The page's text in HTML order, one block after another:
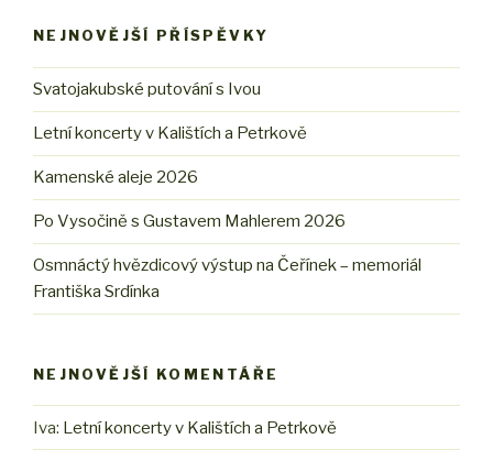
NEJNOVĚJŠÍ PŘÍSPĚVKY
Svatojakubské putování s Ivou
Letní koncerty v Kalištích a Petrkově
Kamenské aleje 2026
Po Vysočině s Gustavem Mahlerem 2026
Osmnáctý hvězdicový výstup na Čeřínek – memoriál
Františka Srdínka
NEJNOVĚJŠÍ KOMENTÁŘE
Iva: Letní koncerty v Kalištích a Petrkově